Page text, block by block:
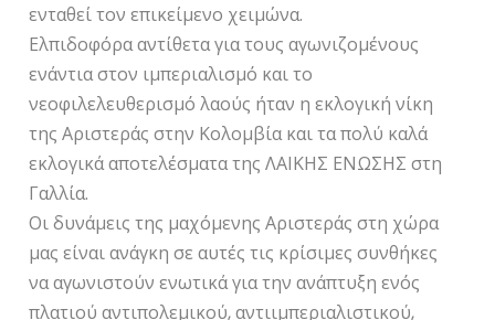
ενταθεί τον επικείμενο χειμώνα.
Ελπιδοφόρα αντίθετα για τους αγωνιζομένους
ενάντια στον ιμπεριαλισμό και το
νεοφιλελευθερισμό λαούς ήταν η εκλογική νίκη
της Αριστεράς στην Κολομβία και τα πολύ καλά
εκλογικά αποτελέσματα της ΛΑΙΚΗΣ ΕΝΩΣΗΣ στη
Γαλλία.
Οι δυνάμεις της μαχόμενης Αριστεράς στη χώρα
μας είναι ανάγκη σε αυτές τις κρίσιμες συνθήκες
να αγωνιστούν ενωτικά για την ανάπτυξη ενός
πλατιού αντιπολεμικού, αντιιμπεριαλιστικού,